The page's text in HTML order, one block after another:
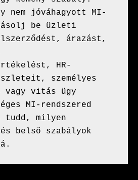
nem jóváhagyott MI-
be üzleti
árazást,
HR-
személyes
vagy vitás ügy
MI-rendszered
tudd, milyen
belső szabályok